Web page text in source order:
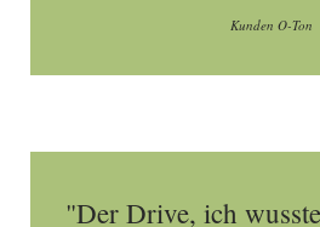
Kunden O-Ton
"Der Drive, ich